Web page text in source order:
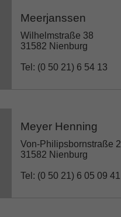
Meerjanssen
Wilhelmstraße 38
31582 Nienburg
Tel: (0 50 21) 6 54 13
Meyer Henning
Von-Philipsbornstraße 2
31582 Nienburg
Tel: (0 50 21) 6 05 09 41